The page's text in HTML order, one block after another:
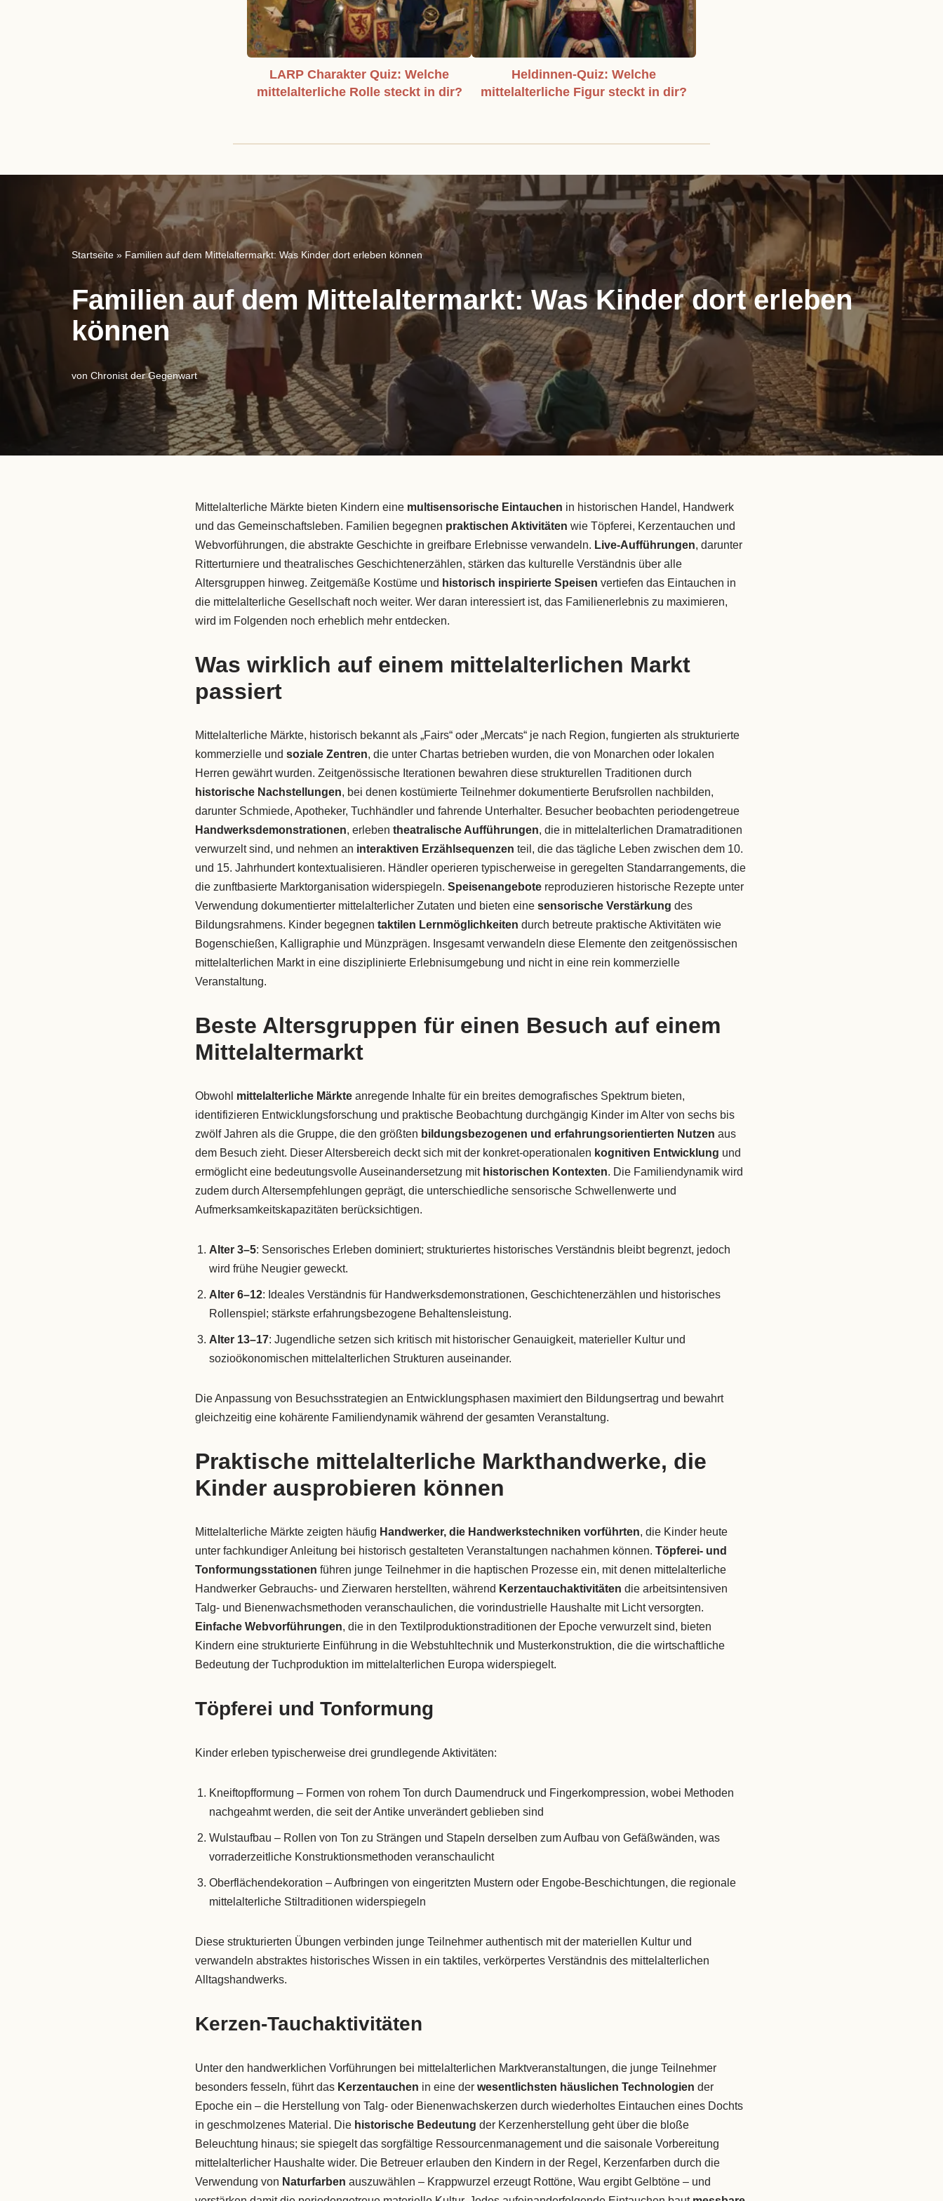
LARP Charakter Quiz: Welche
mittelalterliche Rolle steckt in dir?
Heldinnen-Quiz: Welche
mittelalterliche Figur steckt in dir?
Startseite » Familien auf dem Mittelaltermarkt: Was Kinder dort erleben können
Familien auf dem Mittelaltermarkt: Was Kinder dort erleben
können
von Chronist der Gegenwart
Mittelalterliche Märkte bieten Kindern eine multisensorische Eintauchen in historischen Handel, Handwerk
und das Gemeinschaftsleben. Familien begegnen praktischen Aktivitäten wie Töpferei, Kerzentauchen und
Webvorführungen, die abstrakte Geschichte in greifbare Erlebnisse verwandeln. Live-Aufführungen, darunter
Ritterturniere und theatralisches Geschichtenerzählen, stärken das kulturelle Verständnis über alle
Altersgruppen hinweg. Zeitgemäße Kostüme und historisch inspirierte Speisen vertiefen das Eintauchen in
die mittelalterliche Gesellschaft noch weiter. Wer daran interessiert ist, das Familienerlebnis zu maximieren,
wird im Folgenden noch erheblich mehr entdecken.
Was wirklich auf einem mittelalterlichen Markt
passiert
Mittelalterliche Märkte, historisch bekannt als „Fairs“ oder „Mercats“ je nach Region, fungierten als strukturierte
kommerzielle und soziale Zentren, die unter Chartas betrieben wurden, die von Monarchen oder lokalen
Herren gewährt wurden. Zeitgenössische Iterationen bewahren diese strukturellen Traditionen durch
historische Nachstellungen, bei denen kostümierte Teilnehmer dokumentierte Berufsrollen nachbilden,
darunter Schmiede, Apotheker, Tuchhändler und fahrende Unterhalter. Besucher beobachten periodengetreue
Handwerksdemonstrationen, erleben theatralische Aufführungen, die in mittelalterlichen Dramatraditionen
verwurzelt sind, und nehmen an interaktiven Erzählsequenzen teil, die das tägliche Leben zwischen dem 10.
und 15. Jahrhundert kontextualisieren. Händler operieren typischerweise in geregelten Standarrangements, die
die zunftbasierte Marktorganisation widerspiegeln. Speisenangebotereproduzieren historische Rezepte unter
Verwendung dokumentierter mittelalterlicher Zutaten und bieten eine sensorische Verstärkung des
Bildungsrahmens. Kinder begegnen taktilen Lernmöglichkeiten durch betreute praktische Aktivitäten wie
Bogenschießen, Kalligraphie und Münzprägen. Insgesamt verwandeln diese Elemente den zeitgenössischen
mittelalterlichen Markt in eine disziplinierte Erlebnisumgebung und nicht in eine rein kommerzielle
Veranstaltung.
Beste Altersgruppen für einen Besuch auf einem
Mittelaltermarkt
Obwohl mittelalterliche Märkteanregende Inhalte für ein breites demografisches Spektrum bieten,
identifizieren Entwicklungsforschung und praktische Beobachtung durchgängig Kinder im Alter von sechs bis
zwölf Jahren als die Gruppe, die den größten bildungsbezogenen und erfahrungsorientierten Nutzen aus
dem Besuch zieht. Dieser Altersbereich deckt sich mit der konkret-operationalen kognitiven Entwicklung und
ermöglicht eine bedeutungsvolle Auseinandersetzung mit historischen Kontexten. Die Familiendynamik wird
zudem durch Altersempfehlungen geprägt, die unterschiedliche sensorische Schwellenwerte und
Aufmerksamkeitskapazitäten berücksichtigen.
Alter 3–5: Sensorisches Erleben dominiert; strukturiertes historisches Verständnis bleibt begrenzt, jedoch
wird frühe Neugier geweckt.
Alter 6–12: Ideales Verständnis für Handwerksdemonstrationen, Geschichtenerzählen und historisches
Rollenspiel; stärkste erfahrungsbezogene Behaltensleistung.
Alter 13–17: Jugendliche setzen sich kritisch mit historischer Genauigkeit, materieller Kultur und
sozioökonomischen mittelalterlichen Strukturen auseinander.
Die Anpassung von Besuchsstrategien an Entwicklungsphasen maximiert den Bildungsertrag und bewahrt
gleichzeitig eine kohärente Familiendynamik während der gesamten Veranstaltung.
Praktische mittelalterliche Markthandwerke, die
Kinder ausprobieren können
Mittelalterliche Märkte zeigten häufig Handwerker, die Handwerkstechniken vorführten, die Kinder heute
unter fachkundiger Anleitung bei historisch gestalteten Veranstaltungen nachahmen können. Töpferei- und
Tonformungsstationen führen junge Teilnehmer in die haptischen Prozesse ein, mit denen mittelalterliche
Handwerker Gebrauchs- und Zierwaren herstellten, während Kerzentauchaktivitäten die arbeitsintensiven
Talg- und Bienenwachsmethoden veranschaulichen, die vorindustrielle Haushalte mit Licht versorgten.
Einfache Webvorführungen, die in den Textilproduktionstraditionen der Epoche verwurzelt sind, bieten
Kindern eine strukturierte Einführung in die Webstuhltechnik und Musterkonstruktion, die die wirtschaftliche
Bedeutung der Tuchproduktion im mittelalterlichen Europa widerspiegelt.
Töpferei und Tonformung
Kinder erleben typischerweise drei grundlegende Aktivitäten:
Kneiftopfformung – Formen von rohem Ton durch Daumendruck und Fingerkompression, wobei Methoden
nachgeahmt werden, die seit der Antike unverändert geblieben sind
Wulstaufbau – Rollen von Ton zu Strängen und Stapeln derselben zum Aufbau von Gefäßwänden, was
vorraderzeitliche Konstruktionsmethoden veranschaulicht
Oberflächendekoration – Aufbringen von eingeritzten Mustern oder Engobe-Beschichtungen, die regionale
mittelalterliche Stiltraditionen widerspiegeln
Diese strukturierten Übungen verbinden junge Teilnehmer authentisch mit der materiellen Kultur und
verwandeln abstraktes historisches Wissen in ein taktiles, verkörpertes Verständnis des mittelalterlichen
Alltagshandwerks.
Kerzen-Tauchaktivitäten
Unter den handwerklichen Vorführungen bei mittelalterlichen Marktveranstaltungen, die junge Teilnehmer
besonders fesseln, führt das Kerzentauchen in eine der wesentlichsten häuslichen Technologien der
Epoche ein – die Herstellung von Talg- oder Bienenwachskerzen durch wiederholtes Eintauchen eines Dochts
in geschmolzenes Material. Die historische Bedeutung der Kerzenherstellung geht über die bloße
Beleuchtung hinaus; sie spiegelt das sorgfältige Ressourcenmanagement und die saisonale Vorbereitung
mittelalterlicher Haushalte wider. Die Betreuer erlauben den Kindern in der Regel, Kerzenfarben durch die
Verwendung von Naturfarben auszuwählen – Krappwurzel erzeugt Rottöne, Wau ergibt Gelbtöne – und